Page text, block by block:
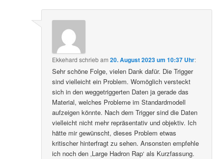
Ekkehard schriebam20. August 2023 um 10:37 Uhr:
Sehr schöne Folge, vielen Dank dafür. Die Trigger
sind vielleicht ein Problem. Womöglich versteckt
sich in den weggetriggerten Daten ja gerade das
Material, welches Probleme im Standardmodell
aufzeigen könnte. Nach dem Trigger sind die Daten
vielleicht nicht mehr repräsentativ und objektiv. Ich
hätte mir gewünscht, dieses Problem etwas
kritischer hinterfragt zu sehen. Ansonsten empfehle
ich noch den ‚Large Hadron Rap‘ als Kurzfassung.